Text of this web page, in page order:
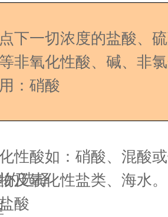
下一切浓度的盐酸、
非氧化性酸、碱、
：硝酸
性酸如：硝酸、混酸
物及氧化性盐类、
酸
的选择